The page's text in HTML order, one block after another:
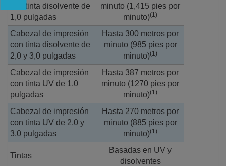
con tinta disolvente de
1,0 pulgadas
minuto (1,415 pies por
minuto)(1)
Cabezal de impresión
con tinta disolvente de
2,0 y 3,0 pulgadas
Hasta 300 metros por
minuto (985 pies por
minuto)(1)
Cabezal de impresión
con tinta UV de 1,0
pulgadas
Hasta 387 metros por
minuto (1270 pies por
minuto)(1)
Cabezal de impresión
con tinta UV de 2,0 y
3,0 pulgadas
Hasta 270 metros por
minuto (885 pies por
minuto)(1)
Tintas
Basadas en UV y
disolventes